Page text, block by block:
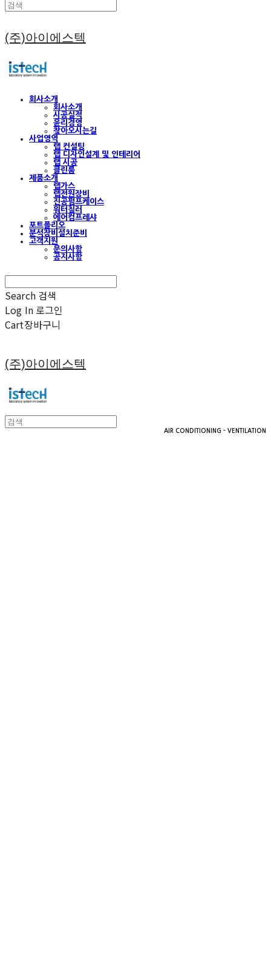
(주)아이에스텍
회사소개
회사소개
시공실적
윤리경영
찾아오시는길
사업영역
랩 컨설팅
랩 디자인설계 및 인테리어
랩 시공
클린룸
제품소개
랩가스
랩전원장비
진공펌프케이스
워터칠러
에어컴프레샤
포트폴리오
분석장비설치준비
고객지원
문의사항
공지사항
Search 검색
Log In 로그인
Cart장바구니
(주)아이에스텍
AIR CONDITIONING - VENTILATION